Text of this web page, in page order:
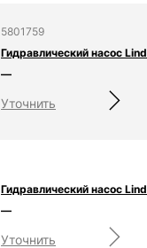
5801759
Гидравлический насос
—
Уточнить
Гидравлический насос
—
Уточнить